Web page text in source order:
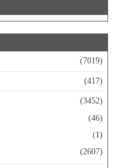
(7019)
(417)
(3452)
(46)
(1)
(2607)